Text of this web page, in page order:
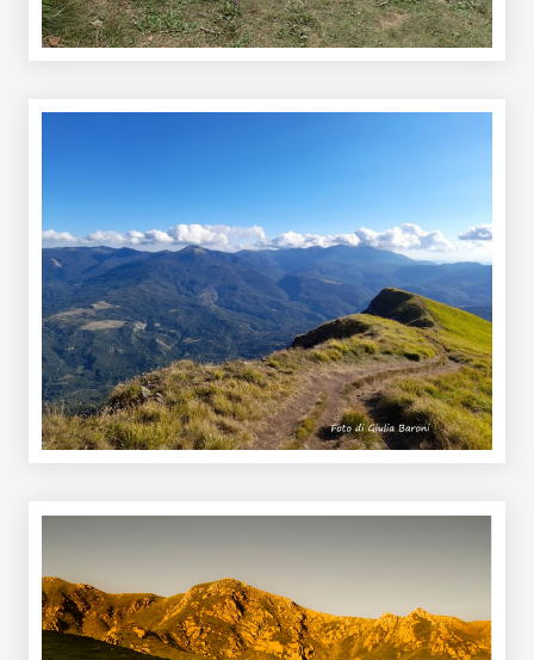
Novità
Piani Programmi
Progetti